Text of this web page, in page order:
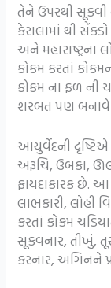
તેને ઉપરથી
કેરાલામાં થી
અને મહારાષ્ટ્રના
કોકમ કરતાં
કોકમ ના ફળ ની
શરબત પણ
આયુર્વેદની દૃષ્ટિએ
અરૂચિ, ઉબકા,
ફાયદાકારક છે.
લાભકારી,
કરતાં કોકમ
સૂકવનાર, તીખું,
કરનાર, અગિનને